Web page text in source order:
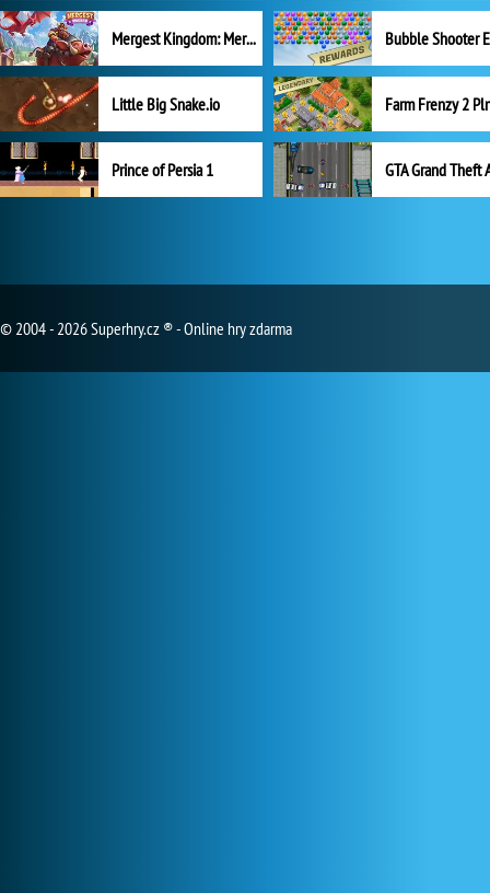
Mergest Kingdom: Merge Puzzle
Little Big Snake.io
Prince of Persia 1 GTA Grand Theft
© 2004 - 2026 Superhry.cz ® - Online hry zdarma